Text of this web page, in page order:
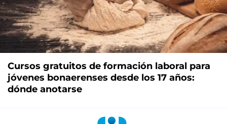
Cursos gratuitos de formación laboral para
jóvenes bonaerenses desde los 17 años:
dónde anotarse